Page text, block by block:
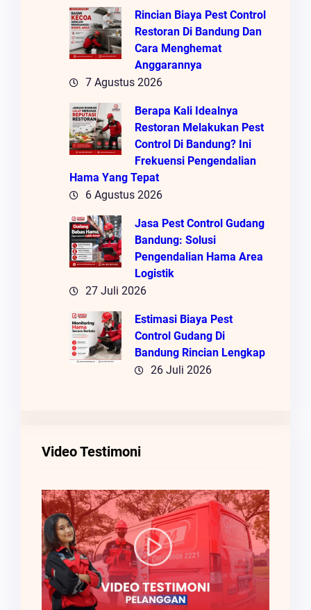
Rincian Biaya Pest Control
Restoran Di Bandung Dan
Cara Menghemat
Anggarannya
7 Agustus 2026
Berapa Kali Idealnya
Restoran Melakukan Pest
Control Di Bandung? Ini
Frekuensi Pengendalian
Hama Yang Tepat
6 Agustus 2026
Jasa Pest Control Gudang
Bandung: Solusi
Pengendalian Hama Area
Logistik
27 Juli 2026
Estimasi Biaya Pest
Control Gudang Di
Bandung Rincian Lengkap
26 Juli 2026
Video Testimoni